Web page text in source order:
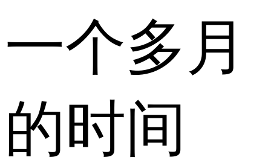
一个多月
的时间